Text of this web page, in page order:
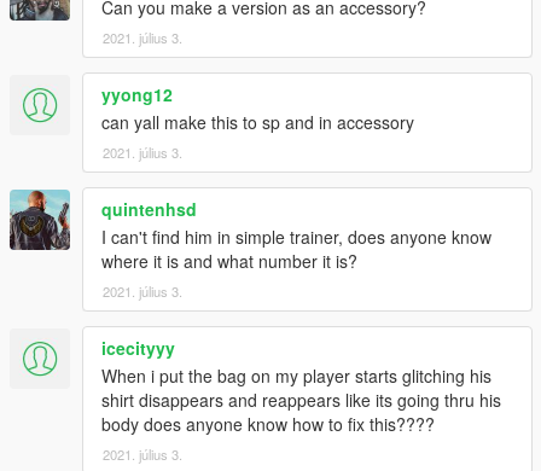
Can you make a version as an accessory?
2021. július 3.
yyong12
can yall make this to sp and in accessory
2021. július 3.
quintenhsd
I can't find him in simple trainer, does anyone know
where it is and what number it is?
2021. július 3.
icecityyy
When i put the bag on my player starts glitching his
shirt disappears and reappears like its going thru his
body does anyone know how to fix this????
2021. július 3.